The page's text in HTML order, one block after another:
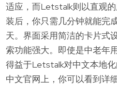
适应，而Letstalk则以直观
装后，你只需几分钟就能完
天。界面采用简洁的卡片式
索功能强大。即使是中老年
得益于Letstalk对中文本地
中文官网上，你可以看到详